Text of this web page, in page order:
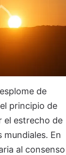
de
principio de
el estrecho de
En
al consenso